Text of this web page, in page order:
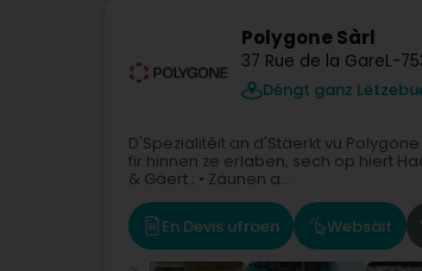
Polygone Sàrl
37 Rue de la GareL-
Déngt ganz
D'Spezialitéit an d'Stäerkt vu
fir hinnen ze erlaben, sech op hiert
& Gäert ; • Zäunen a...
En Devis ufroen Websäit